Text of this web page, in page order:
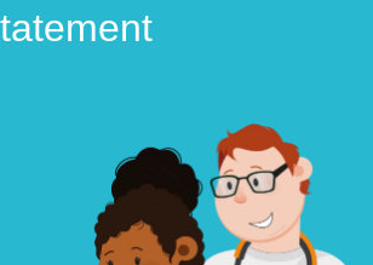
wil je opzoeken?